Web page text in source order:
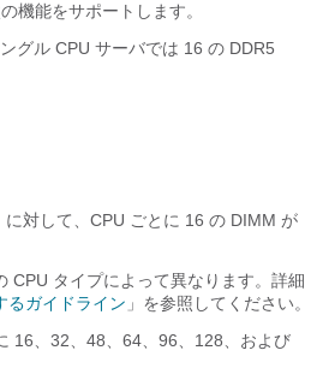
機能をサポートします。
グル CPU サーバでは 16 の DDR5
対して、CPU ごとに 16 の DIMM が
CPU タイプによって異なります。詳細
るガイドライン 」を参照してください。
16、32、48、64、96、128、および